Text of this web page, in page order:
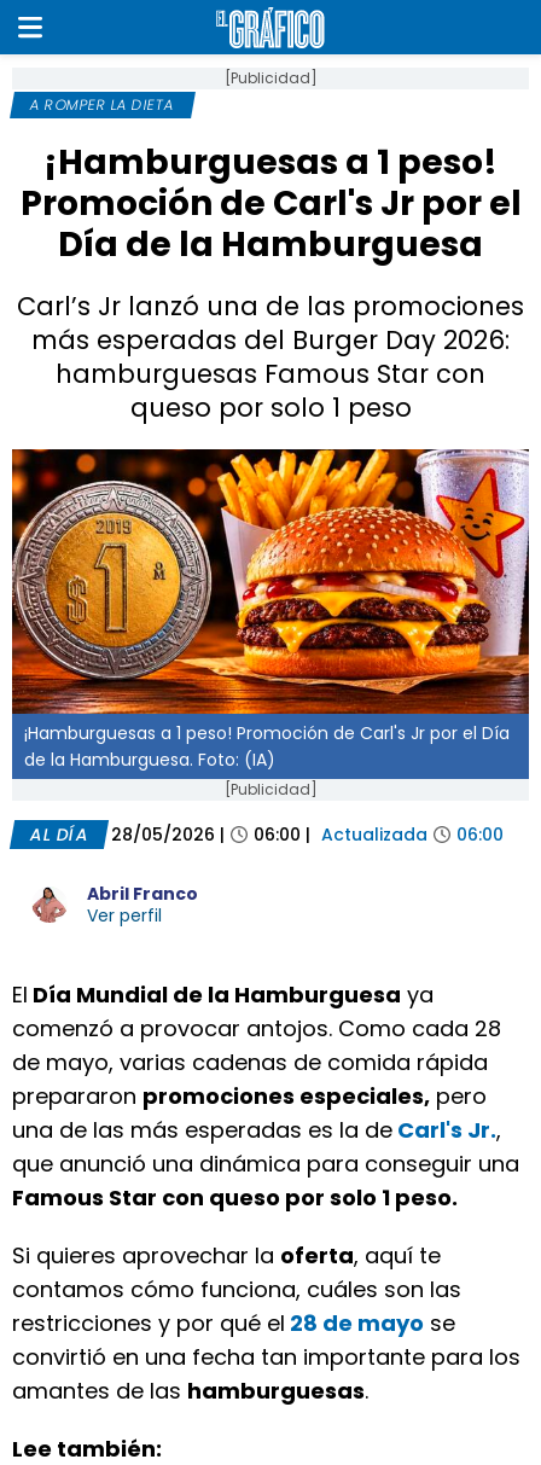
[Publicidad]
A ROMPER LA DIETA
¡Hamburguesas a 1 peso!
Promoción de Carl's Jr por el
Día de la Hamburguesa
Carl’s Jr lanzó una de las promociones
más esperadas del Burger Day 2026:
hamburguesas Famous Star con
queso por solo 1 peso
¡Hamburguesas a 1 peso! Promoción de Carl's Jr por el Día
de la Hamburguesa. Foto: (IA)
[Publicidad]
AL DÍA 28/05/2026 | 06:00 | Actualizada 06:00
Abril Franco
Ver perfil
El Día Mundial de la Hamburguesa ya
comenzó a provocar antojos. Como cada 28
de mayo, varias cadenas de comida rápida
prepararon promociones especiales, pero
una de las más esperadas es la de Carl's Jr.,
que anunció una dinámica para conseguir una
Famous Star con queso por solo 1 peso.
Si quieres aprovechar la oferta, aquí te
contamos cómo funciona, cuáles son las
restricciones y por qué el 28 de mayo se
convirtió en una fecha tan importante para los
amantes de las hamburguesas.
Lee también: